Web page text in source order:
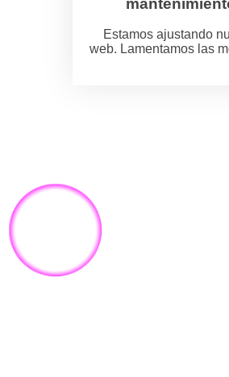
Estamos ajustando
web. Lamentamos las